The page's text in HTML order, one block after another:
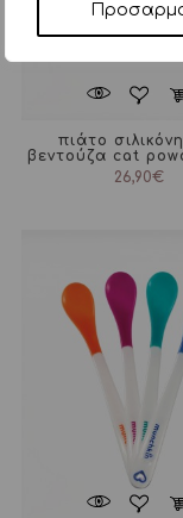
πιάτο
βεντούζα cat
26,90€